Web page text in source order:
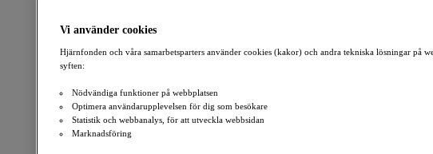
Vi använder cookies
Hjärnfonden och våra samarbetsparters använder cookies (kakor) och andra tekniska lösningar på
syften:
Nödvändiga funktioner på webbplatsen
Optimera användarupplevelsen för dig som besökare
Statistik och webbanalys, för att utveckla webbsidan
Marknadsföring